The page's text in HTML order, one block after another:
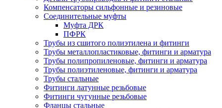
Компенсаторы сильфонные и резиновые
Соединительные муфты
Муфта ДРК
ПФРК
Трубы из сшитого полиэтилена и фитинги
Трубы металлопластиковые, фитинги и арматура
Трубы полипропиленовые, фитинги и арматура
Трубы полиэтиленовые, фитинги и арматура
Трубы стальные
Фитинги латунные резьбовые
Фитинги чугунные резьбовые
Фланцы стальные